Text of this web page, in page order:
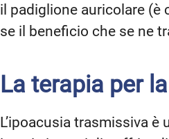
il padiglione auricolare (è
se il beneficio che se ne
La terapia per
L’ipoacusia trasmissiva